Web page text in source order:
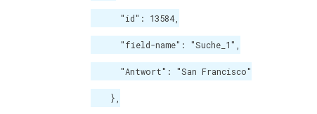
      "id": 13584,
      "field-name": "Suche_1",
      "Antwort": "San Francisco"
    },